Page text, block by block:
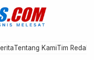
Tentang KamiTim Redaksi